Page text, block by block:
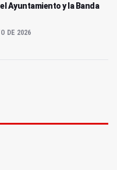
Ayuntamiento y la Banda
DE 2026